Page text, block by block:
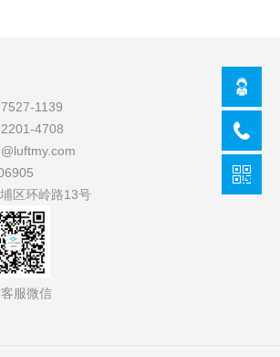
1139
4708
区环岭路13号
服微信